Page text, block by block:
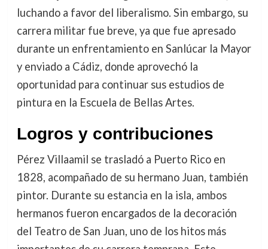
luchando a favor del liberalismo. Sin embargo, su
carrera militar fue breve, ya que fue apresado
durante un enfrentamiento en Sanlúcar la Mayor
y enviado a Cádiz, donde aprovechó la
oportunidad para continuar sus estudios de
pintura en la Escuela de Bellas Artes.
Logros y contribuciones
Pérez Villaamil se trasladó a Puerto Rico en
1828, acompañado de su hermano Juan, también
pintor. Durante su estancia en la isla, ambos
hermanos fueron encargados de la decoración
del Teatro de San Juan, uno de los hitos más